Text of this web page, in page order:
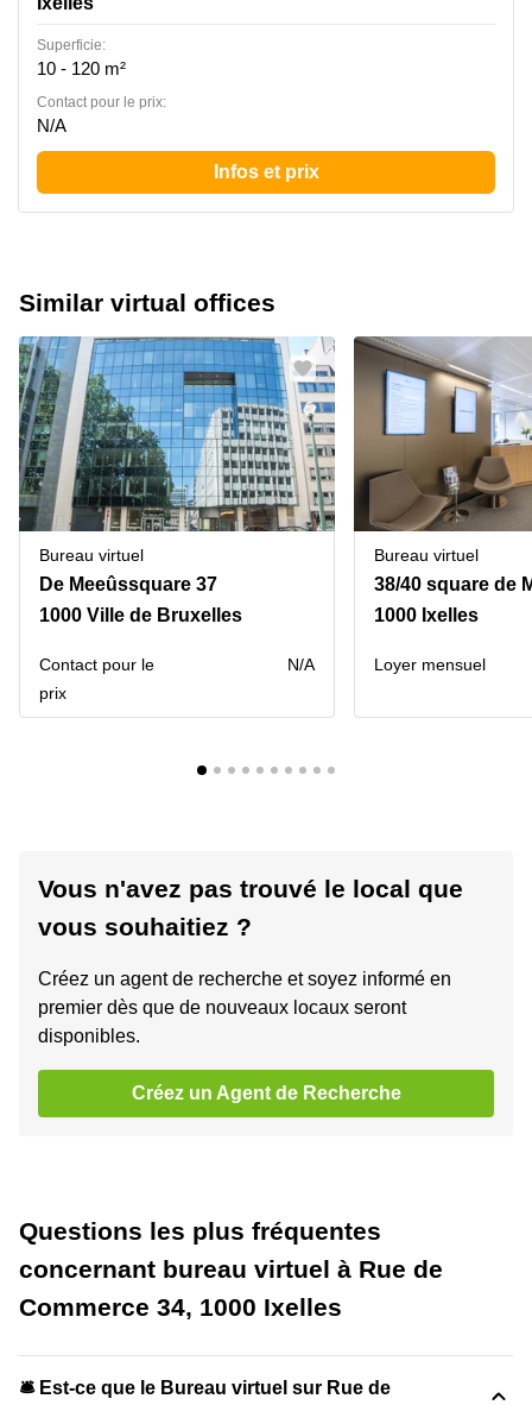
Superficie:
10 - 120 m²
Contact pour le prix:
N/A
Infos et prix
Similar virtual offices
Bureau virtuel
De Meeûssquare 37
1000 Ville de Bruxelles
Contact pour le
prix
N/A
Bureau virtuel
38/40 square de
1000 Ixelles
Loyer mensuel
Vous n'avez pas trouvé le local que
vous souhaitiez ?
Créez un agent de recherche et soyez informé en
premier dès que de nouveaux locaux seront
disponibles.
Créez un Agent de Recherche
Questions les plus fréquentes
concernant bureau virtuel à Rue de
Commerce 34, 1000 Ixelles
🛎 Est-ce que le Bureau virtuel sur Rue de